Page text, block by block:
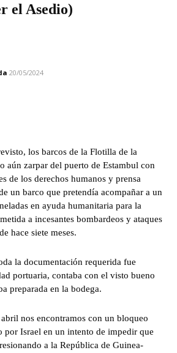
el Asedio)
20/05/2024
los barcos de la Flotilla de la
aún zarpar del puerto de Estambul con
de los derechos humanos y prensa
un barco que pretendía acompañar a un
en ayuda humanitaria para la
a incesantes bombardeos y ataques
hace siete meses.
la documentación requerida fue
portuaria, contaba con el visto bueno
preparada en la bodega.
nos encontramos con un bloqueo
Israel en un intento de impedir que
a la República de Guinea-